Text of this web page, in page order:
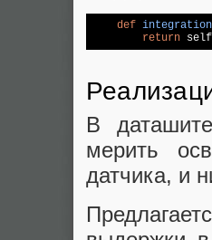
def
return
В
мерить
датчика, и